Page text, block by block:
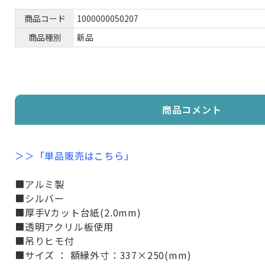
商品コード
1000000050207
商品種別
新品
商品コメント
＞＞「単品販売はこちら」
■アルミ製
■シルバー
■厚手Vカット台紙(2.0mm)
■透明アクリル板使用
■吊りヒモ付
■サイズ ： 額縁外寸：337×250(mm)